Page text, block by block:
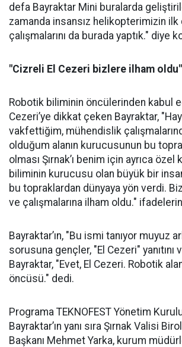
defa Bayraktar Mini buralarda
zamanda insansız helikopterimizin
çalışmalarını da burada yaptık." diye
"Cizreli El Cezeri bizlere ilham oldu"
Robotik biliminin öncülerinden kabul
Cezeri’ye dikkat çeken Bayraktar,
vakfettiğim, mühendislik
olduğum alanın kurucusunun bu
olması Şırnak’ı benim için ayrıca özel
biliminin kurucusu olan büyük bir
bu topraklardan dünyaya yön verdi.
ve çalışmalarına ilham oldu."
Bayraktar’ın, "Bu ismi tanıyor muyuz
sorusuna gençler, "El Cezeri" yanıtını
Bayraktar, "Evet, El Cezeri. Robotik
öncüsü." dedi.
Programa TEKNOFEST Yönetim
Bayraktar’ın yanı sıra Şırnak Valisi
Başkanı Mehmet Yarka, kurum